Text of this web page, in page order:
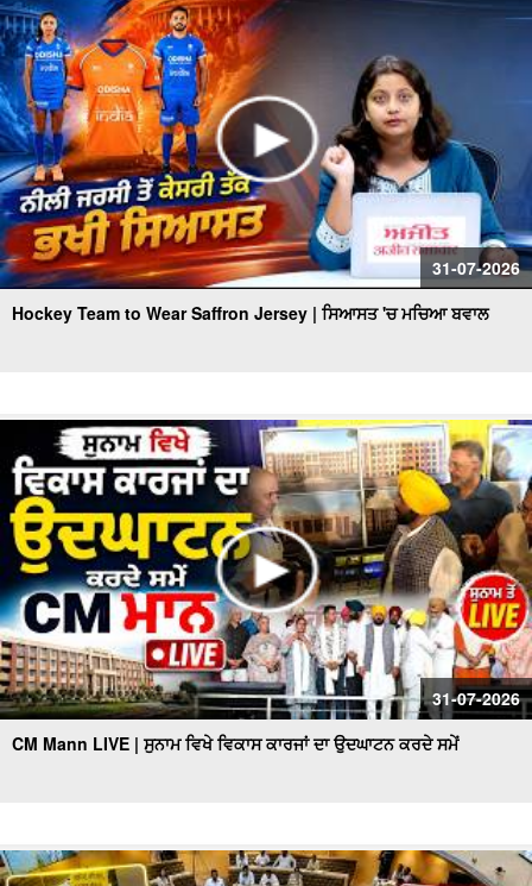
31-07-2026
Hockey Team to Wear Saffron Jersey | ਸਿਆਸਤ 'ਚ ਮਚਿਆ ਬਵਾਲ
31-07-2026
CM Mann LIVE | ਸੁਨਾਮ ਵਿਖੇ ਵਿਕਾਸ ਕਾਰਜਾਂ ਦਾ ਉਦਘਾਟਨ ਕਰਦੇ ਸਮੇਂ